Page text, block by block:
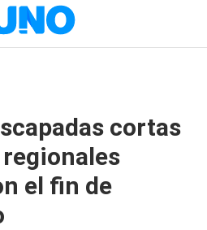
cortas
el fin de